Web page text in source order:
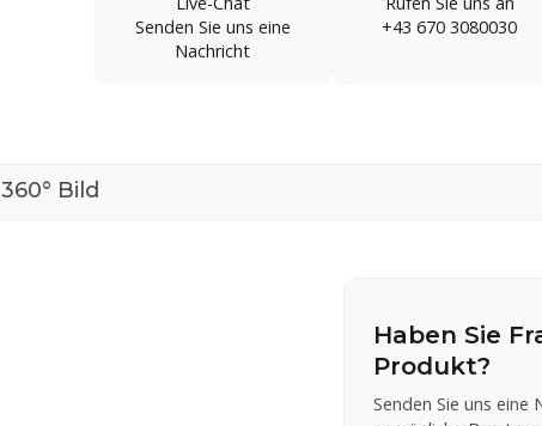
Senden Sie uns eine
Nachricht
+43 670 3080030
360° Bild
Haben Sie
Produkt?
Senden Sie uns eine